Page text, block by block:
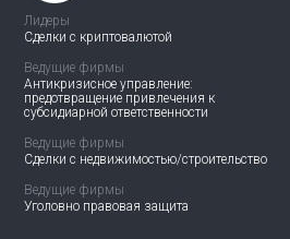
Лидеры
Сделки с криптовалютой
Ведущие фирмы
Антикризисное управление:
предотвращение привлечения к
субсидиарной ответственности
Ведущие фирмы
Сделки с недвижимостью/строительство
Ведущие фирмы
Уголовно правовая защита